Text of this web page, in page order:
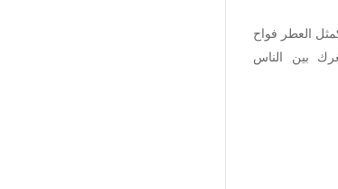
العطر فواح
بين الناس